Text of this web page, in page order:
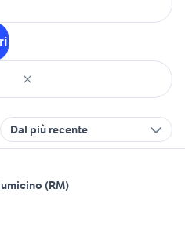
Dal più recente
(RM)